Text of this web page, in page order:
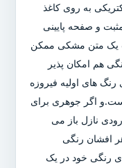
به روی کاغذ
و صفحه پایینی
یک متن مشکی ممکن
هم امکان پذیر
های اولیه فیروزه
اگر جوهری برای
نازل باز می
افشان رنگی
رنگی خود در یک